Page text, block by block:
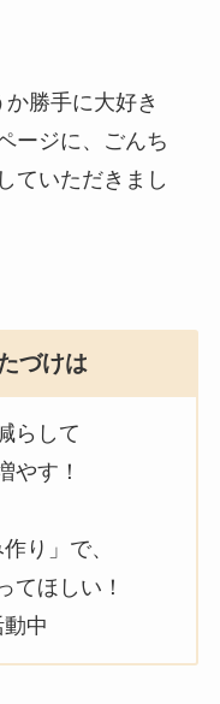
勝手に大好き
ージに、ごんち
ていただきまし
づけは
らして
やす！
り」で、
てほしい！
中